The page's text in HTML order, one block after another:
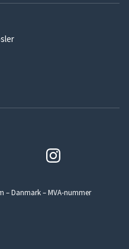
– Danmark – MVA-nummer